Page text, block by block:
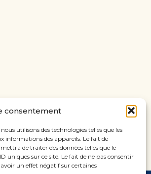
consentement
utilisons des technologies telles que les
informations des appareils. Le fait de
de traiter des données telles que le
uniques sur ce site. Le fait de ne pas consentir
un effet négatif sur certaines